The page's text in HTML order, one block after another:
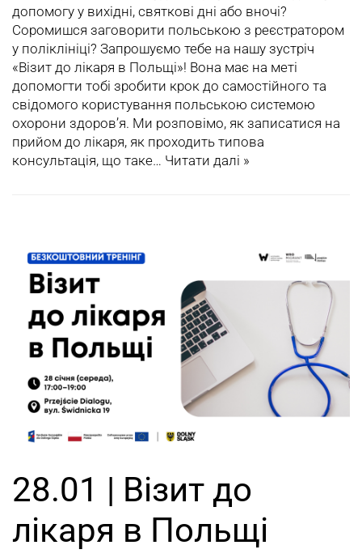
допомогу у вихідні, святкові дні або вночі?
Соромишся заговорити польською з реєстратором
у поліклініці? Запрошуємо тебе на нашу зустріч
«Візит до лікаря в Польщі»! Вона має на меті
допомогти тобі зробити крок до самостійного та
свідомого користування польською системою
охорони здоров’я. Ми розповімо, як записатися на
прийом до лікаря, як проходить типова
консультація, що таке… Читати далі »
28.01 | Візит до
лікаря в Польщі